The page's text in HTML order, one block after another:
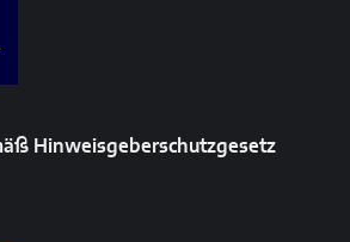
Hinweisgeberschutzgesetz